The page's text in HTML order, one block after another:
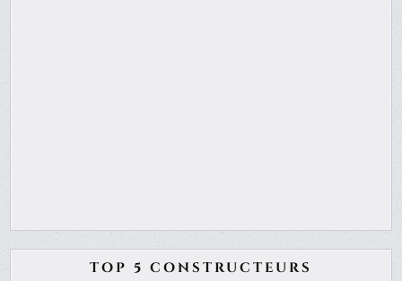
TOP 5 CONSTRUCTEURS